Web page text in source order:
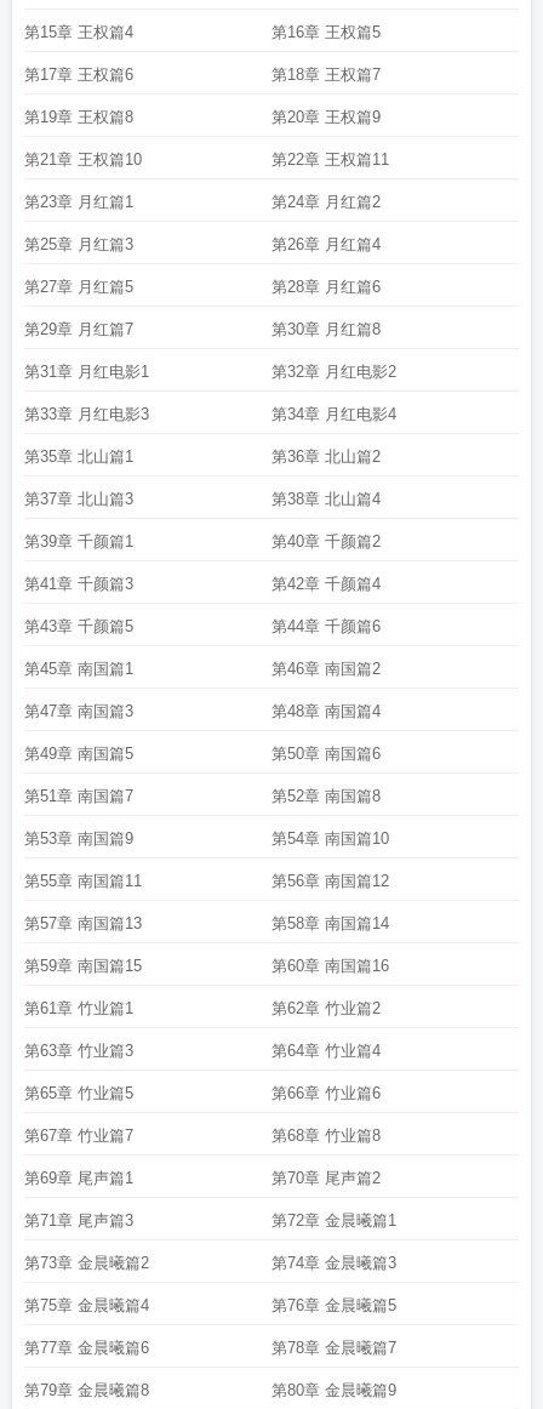
第15章 王权篇4 第16章 王权篇5
第17章 王权篇6 第18章 王权篇7
第19章 王权篇8 第20章 王权篇9
第21章 王权篇10 第22章 王权篇11
第23章 月红篇1 第24章 月红篇2
第25章 月红篇3 第26章 月红篇4
第27章 月红篇5 第28章 月红篇6
第29章 月红篇7 第30章 月红篇8
第31章 月红电影1 第32章 月红电影2
第33章 月红电影3 第34章 月红电影4
第35章 北山篇1 第36章 北山篇2
第37章 北山篇3 第38章 北山篇4
第39章 千颜篇1 第40章 千颜篇2
第41章 千颜篇3 第42章 千颜篇4
第43章 千颜篇5 第44章 千颜篇6
第45章 南国篇1 第46章 南国篇2
第47章 南国篇3 第48章 南国篇4
第49章 南国篇5 第50章 南国篇6
第51章 南国篇7 第52章 南国篇8
第53章 南国篇9 第54章 南国篇10
第55章 南国篇11 第56章 南国篇12
第57章 南国篇13 第58章 南国篇14
第59章 南国篇15 第60章 南国篇16
第61章 竹业篇1 第62章 竹业篇2
第63章 竹业篇3 第64章 竹业篇4
第65章 竹业篇5 第66章 竹业篇6
第67章 竹业篇7 第68章 竹业篇8
第69章 尾声篇1 第70章 尾声篇2
第71章 尾声篇3 第72章 金晨曦篇1
第73章 金晨曦篇2 第74章 金晨曦篇3
第75章 金晨曦篇4 第76章 金晨曦篇5
第77章 金晨曦篇6 第78章 金晨曦篇7
第79章 金晨曦篇8 第80章 金晨曦篇9